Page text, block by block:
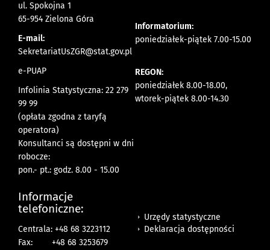
ul. Spokojna 1
65-954 Zielona Góra
E-mail:
SekretariatUsZGR@stat.gov.pl
e-PUAP
Infolinia Statystyczna: 22 279
99 99
(opłata zgodna z taryfą
operatora)
Konsultanci są dostępni w dni
robocze:
pon.- pt.: godz. 8.00 - 15.00
Informatorium:
poniedziałek-piątek 7.00-15.00
REGON:
poniedziałek 8.00-18.00,
wtorek-piątek 8.00-14.30
Informacje
telefoniczne:
Centrala: +48 68 3223112
Fax:
+48 68 3253679
Urzędy statystyczne
Deklaracja dostępności